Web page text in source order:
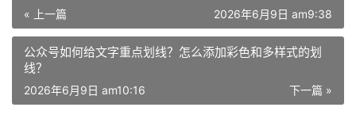
« 上一篇 2026年6月9日 am9:38
公众号如何给文字重点划线？怎么添加彩色和多样式的划
线？
下一篇 »
2026年6月9日 am10:16